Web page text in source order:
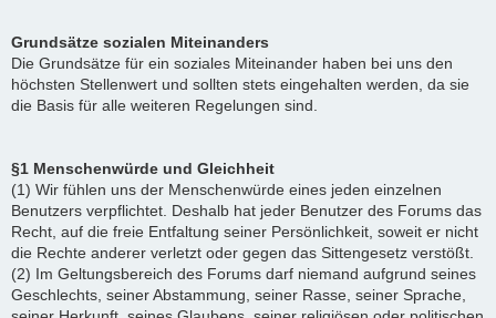
Grundsätze sozialen Miteinanders
Die Grundsätze für ein soziales Miteinander haben bei uns den
höchsten Stellenwert und sollten stets eingehalten werden, da sie
die Basis für alle weiteren Regelungen sind.
§1 Menschenwürde und Gleichheit
(1) Wir fühlen uns der Menschenwürde eines jeden einzelnen
Benutzers verpflichtet. Deshalb hat jeder Benutzer des Forums das
Recht, auf die freie Entfaltung seiner Persönlichkeit, soweit er nicht
die Rechte anderer verletzt oder gegen das Sittengesetz verstößt.
(2) Im Geltungsbereich des Forums darf niemand aufgrund seines
Geschlechts, seiner Abstammung, seiner Rasse, seiner Sprache,